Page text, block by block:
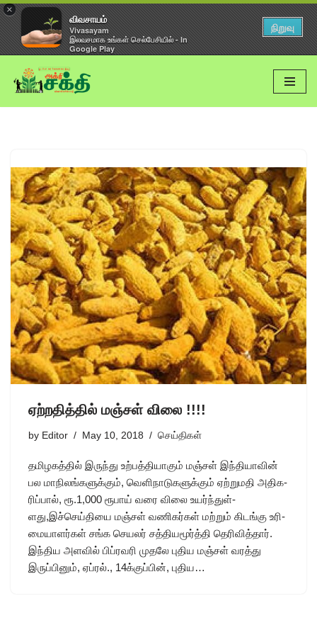
×
விவசாயம்
Vivasayam
இலவசமாக உங்கள் செல்பேசியில் - In
Google Play
நிறுவு
Skip
to
ஏற்றதித்தில் மஞ்சள் விலை !!!!
by Editor May 10, 2018 செய்திகள்
தமிழகத்தில் இருந்து உற்பத்தியாகும் மஞ்சள் இந்தியாவின்
பல மாநி­லங்­க­ளுக்­கும், வெளி­நா­டு­க­ளுக்­கும் ஏற்­று­மதி அதி­க­
ரிப்­பால், ரூ.1,000 ரூபாய் வரை விலை உயர்ந்­துள்­
ளது,இச்செய்தியை மஞ்­சள் வணி­கர்­கள் மற்­றும் கிடங்கு உரி­
மை­யா­ளர்­கள் சங்க செய­லர் சத்­தி­ய­மூர்த்தி தெரி­வித்­தார்.
இந்திய அளவில் பிப்­ர­வரி முதலே புதிய மஞ்­சள் வரத்து
இருப்­பி­னும், ஏப்ரல்., 14க்குப்­பின், புதிய…